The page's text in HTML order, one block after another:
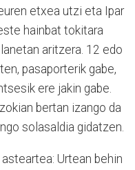
etxea utzi eta Ipar
hainbat tokitara
aritzera. 12 edo
pasaporterik gabe,
ere jakin gabe.
bertan izango da
solasaldia gidatzen.
asteartea: Urtean behin